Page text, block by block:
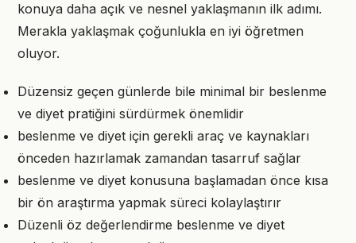
konuya daha açık ve nesnel yaklaşmanın ilk adımı.
Merakla yaklaşmak çoğunlukla en iyi öğretmen
oluyor.
Düzensiz geçen günlerde bile minimal bir beslenme
ve diyet pratiğini sürdürmek önemlidir
beslenme ve diyet için gerekli araç ve kaynakları
önceden hazırlamak zamandan tasarruf sağlar
beslenme ve diyet konusuna başlamadan önce kısa
bir ön araştırma yapmak süreci kolaylaştırır
Düzenli öz değerlendirme beslenme ve diyet